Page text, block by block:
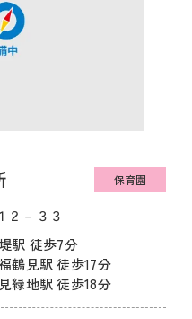
保育園
２－３３
駅 徒歩7分
鶴見駅 徒歩17分
緑地駅 徒歩18分